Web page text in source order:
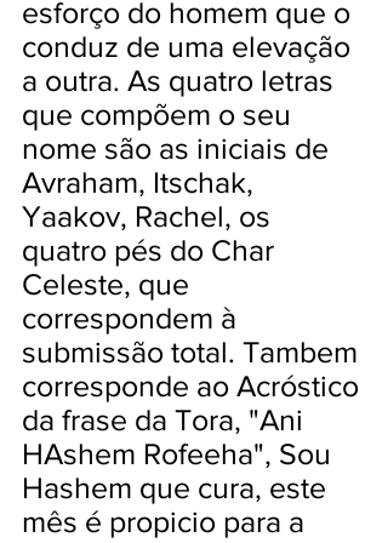
esforço do homem que o
conduz de uma elevação
a outra. As quatro letras
que compõem o seu
nome são as iniciais de
Avraham, Itschak,
Yaakov, Rachel, os
quatro pés do Char
Celeste, que
correspondem à
submissão total. Tambem
corresponde ao Acróstico
da frase da Tora, "Ani
HAshem Rofeeha", Sou
Hashem que cura, este
mês é propicio para a